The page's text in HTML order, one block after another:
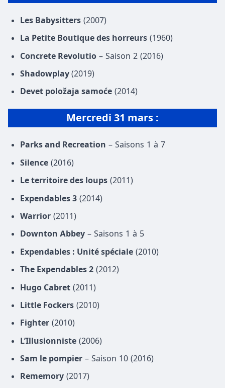
Les Babysitters (2007)
La Petite Boutique des horreurs (1960)
Concrete Revolutio – Saison 2 (2016)
Shadowplay (2019)
Devet položaja samoće (2014)
Mercredi 31 mars :
Parks and Recreation – Saisons 1 à 7
Silence (2016)
Le territoire des loups (2011)
Expendables 3 (2014)
Warrior (2011)
Downton Abbey – Saisons 1 à 5
Expendables : Unité spéciale (2010)
The Expendables 2 (2012)
Hugo Cabret (2011)
Little Fockers (2010)
Fighter (2010)
L’Illusionniste (2006)
Sam le pompier – Saison 10 (2016)
Rememory (2017)